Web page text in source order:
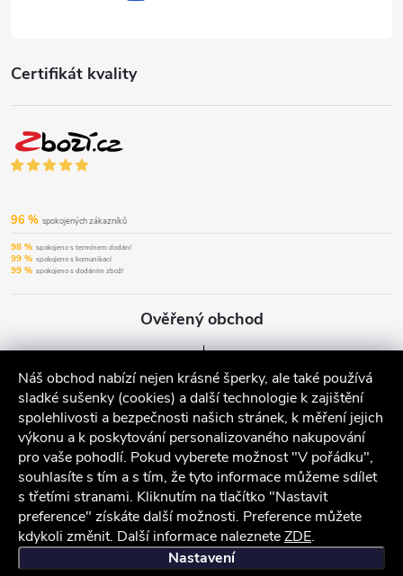
Náš obchod nabízí nejen krásné šperky, ale také používá
sladké sušenky (cookies) a další technologie k zajištění
spolehlivosti a bezpečnosti našich stránek, k měření jejich
výkonu a k poskytování personalizovaného nakupování
pro vaše pohodlí. Pokud vyberete možnost "V pořádku",
souhlasíte s tím a s tím, že tyto informace můžeme sdílet
s třetími stranami. Kliknutím na tlačítko "Nastavit
preference" získáte další možnosti. Preference můžete
kdykoli změnit. Další informace nalezneteZDE.
Nastavení
Certifikát kvality
96 % spokojených zákazníků
98 % spokojeno s termínem dodání
99 % spokojeno s komunikací
99 % spokojeno s dodáním zboží
Ověřený obchod
iocel.cz Obchodní podmínky Ochrana osobních údajů